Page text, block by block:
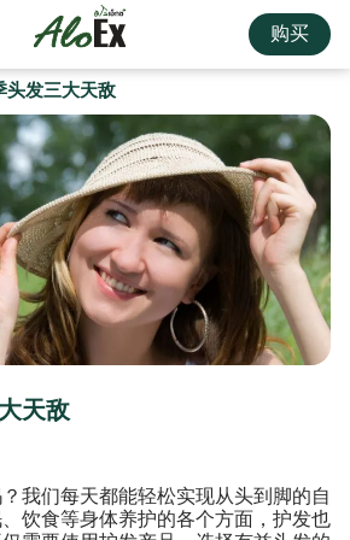
购买
头发三大天敌
天敌
我们每天都能轻松实现从头到脚的自
饮食等身体养护的各个方面，护发也